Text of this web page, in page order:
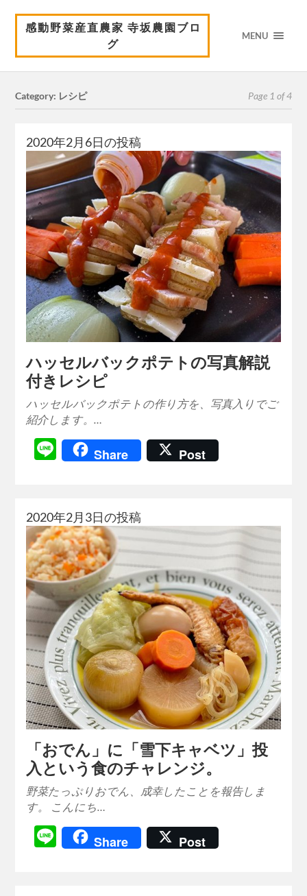
感動野菜産直農家 寺坂農園ブロ
グ
MENU
Category: レシピ Page 1 of 4
2020年2月6日の投稿
ハッセルバックポテトの写真解説
付きレシピ
ハッセルバックポテトの作り方を、写真入りでご
紹介します。…
LineShare Post
2020年2月3日の投稿
「おでん」に「雪下キャベツ」投
入という食のチャレンジ。
野菜たっぷりおでん、成幸したことを報告しま
す。 こんにち…
LineShare Post